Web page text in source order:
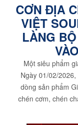
CƠN ĐỊA
VIỆT
LÀNG
Một siêu phẩm
Ngày 01/02/
dòng sản phẩm
chén cơm, chén